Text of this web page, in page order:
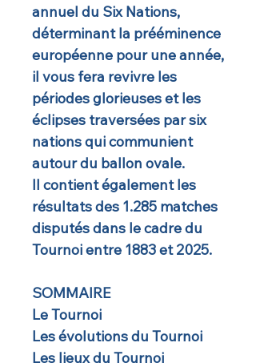
annuel du Six Nations,
déterminant la prééminence
européenne pour une année,
il vous fera revivre les
périodes glorieuses et les
éclipses traversées par six
nations qui communient
autour du ballon ovale.
Il contient également les
résultats des 1.285 matches
disputés dans le cadre du
Tournoi entre 1883 et 2025.
SOMMAIRE
Le Tournoi
Les évolutions du Tournoi
Les lieux du Tournoi